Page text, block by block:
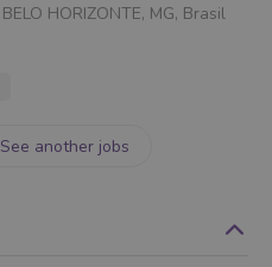
BELO HORIZONTE, MG, Brasil
See another jobs